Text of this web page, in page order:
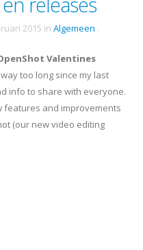
2015 in Algemeen .
Valentines
too long since my last
info to share with everyone.
features and improvements
(our new video editing